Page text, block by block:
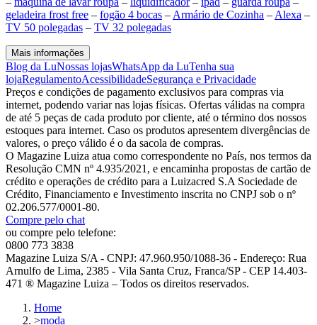
geladeira frost free – fogão 4 bocas – Armário de Cozinha – Alexa –
TV 50 polegadas – TV 32 polegadas
Mais informações
Blog da LuNossas lojasWhatsApp da LuTenha sua
lojaRegulamentoAcessibilidadeSegurança e Privacidade
Preços e condições de pagamento exclusivos para compras via
internet, podendo variar nas lojas físicas. Ofertas válidas na compra
de até 5 peças de cada produto por cliente, até o término dos nossos
estoques para internet. Caso os produtos apresentem divergências de
valores, o preço válido é o da sacola de compras.
O Magazine Luiza atua como correspondente no País, nos termos da
Resolução CMN nº 4.935/2021, e encaminha propostas de cartão de
crédito e operações de crédito para a Luizacred S.A Sociedade de
Crédito, Financiamento e Investimento inscrita no CNPJ sob o nº
02.206.577/0001-80.
Compre pelo chat
ou compre pelo telefone:
0800 773 3838
Magazine Luiza S/A - CNPJ: 47.960.950/1088-36 - Endereço: Rua
Arnulfo de Lima, 2385 - Vila Santa Cruz, Franca/SP - CEP 14.403-
471 ® Magazine Luiza – Todos os direitos reservados.
Home
>moda